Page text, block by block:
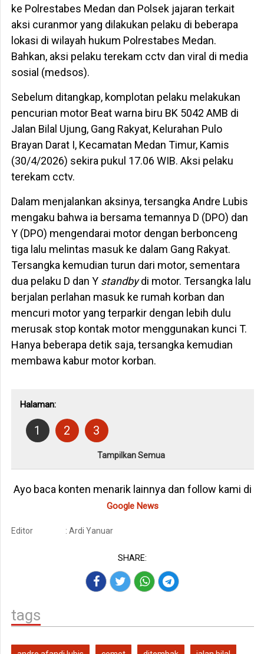
ke Polrestabes Medan dan Polsek jajaran terkait
aksi curanmor yang dilakukan pelaku di beberapa
lokasi di wilayah hukum Polrestabes Medan.
Bahkan, aksi pelaku terekam cctv dan viral di media
sosial (medsos).
Sebelum ditangkap, komplotan pelaku melakukan
pencurian motor Beat warna biru BK 5042 AMB di
Jalan Bilal Ujung, Gang Rakyat, Kelurahan Pulo
Brayan Darat I, Kecamatan Medan Timur, Kamis
(30/4/2026) sekira pukul 17.06 WIB. Aksi pelaku
terekam cctv.
Dalam menjalankan aksinya, tersangka Andre Lubis
mengaku bahwa ia bersama temannya D (DPO) dan
Y (DPO) mengendarai motor dengan berbonceng
tiga lalu melintas masuk ke dalam Gang Rakyat.
Tersangka kemudian turun dari motor, sementara
dua pelaku D dan Y standbydi motor. Tersangka lalu
berjalan perlahan masuk ke rumah korban dan
mencuri motor yang terparkir dengan lebih dulu
merusak stop kontak motor menggunakan kunci T.
Hanya beberapa detik saja, tersangka kemudian
membawa kabur motor korban.
Halaman:
1 2 3
Tampilkan Semua
Ayo baca konten menarik lainnya dan follow kami di
Google News
Editor : Ardi Yanuar
SHARE:
tags